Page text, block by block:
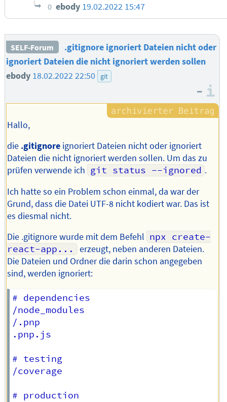
0 ebody 19.02.2022 15:47
SELF-Forum
.gitignore ignoriert Dateien nicht oder
ignoriert Dateien die nicht ignoriert werden sollen
ebody 18.02.2022 22:50 git
–
Hallo,
die .gitignore ignoriert Dateien nicht oder ignoriert
Dateien die nicht ignoriert werden sollen. Um das zu
prüfen verwende ich git status --ignored .
Ich hatte so ein Problem schon einmal, da war der
Grund, dass die Datei UTF-8 nicht kodiert war. Das ist
es diesmal nicht.
Die .gitignore wurde mit dem Befehl npx create-
react-app...
erzeugt, neben anderen Dateien.
Die Dateien und Ordner die darin schon angegeben
sind, werden ignoriert:
# dependencies
/node_modules
/.pnp
.pnp.js
# testing
/coverage
# production